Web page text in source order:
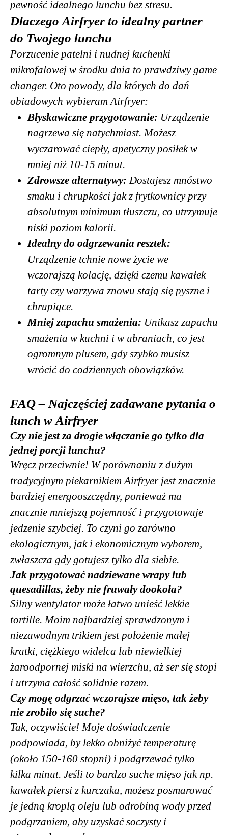
pewność idealnego lunchu bez stresu.
Dlaczego Airfryer to idealny partner
do Twojego lunchu
Porzucenie patelni i nudnej kuchenki
mikrofalowej w środku dnia to prawdziwy game
changer. Oto powody, dla których do dań
obiadowych wybieram Airfryer:
Błyskawiczne przygotowanie: Urządzenie
nagrzewa się natychmiast. Możesz
wyczarować ciepły, apetyczny posiłek w
mniej niż 10-15 minut.
Zdrowsze alternatywy: Dostajesz mnóstwo
smaku i chrupkości jak z frytkownicy przy
absolutnym minimum tłuszczu, co utrzymuje
niski poziom kalorii.
Idealny do odgrzewania resztek:
Urządzenie tchnie nowe życie we
wczorajszą kolację, dzięki czemu kawałek
tarty czy warzywa znowu stają się pyszne i
chrupiące.
Mniej zapachu smażenia: Unikasz zapachu
smażenia w kuchni i w ubraniach, co jest
ogromnym plusem, gdy szybko musisz
wrócić do codziennych obowiązków.
FAQ – Najczęściej zadawane pytania o
lunch w Airfryer
Czy nie jest za drogie włączanie go tylko dla
jednej porcji lunchu?
Wręcz przeciwnie! W porównaniu z dużym
tradycyjnym piekarnikiem Airfryer jest znacznie
bardziej energooszczędny, ponieważ ma
znacznie mniejszą pojemność i przygotowuje
jedzenie szybciej. To czyni go zarówno
ekologicznym, jak i ekonomicznym wyborem,
zwłaszcza gdy gotujesz tylko dla siebie.
Jak przygotować nadziewane wrapy lub
quesadillas, żeby nie fruwały dookoła?
Silny wentylator może łatwo unieść lekkie
tortille. Moim najbardziej sprawdzonym i
niezawodnym trikiem jest położenie małej
kratki, ciężkiego widelca lub niewielkiej
żaroodpornej miski na wierzchu, aż ser się stopi
i utrzyma całość solidnie razem.
Czy mogę odgrzać wczorajsze mięso, tak żeby
nie zrobiło się suche?
Tak, oczywiście! Moje doświadczenie
podpowiada, by lekko obniżyć temperaturę
(około 150-160 stopni) i podgrzewać tylko
kilka minut. Jeśli to bardzo suche mięso jak np.
kawałek piersi z kurczaka, możesz posmarować
je jedną kroplą oleju lub odrobiną wody przed
podgrzaniem, aby uzyskać soczysty i